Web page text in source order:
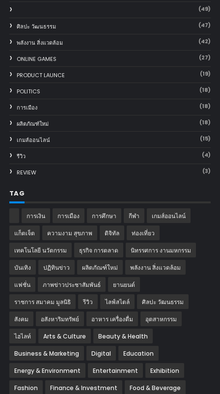
(49)
ศิลปะ วัฒนธรรม (47)
พลังงาน สิ่งแวดล้อม (42)
ONLINE GAMES (27)
PRODUCT LAUNCE (19)
POLITICS (18)
การเมือง (18)
ผลิตภัณฑ์ใหม่ (18)
เกมส์ออนไลน์ (15)
รีวิว (4)
REVIEW (3)
TAG
การเงิน การเมือง การศึกษา กีฬา เกมส์ออนไลน์
แก็ตเจ็ต ความงาม สุขภาพ ดิจิทัล ท่องเที่ยว
เทคโนโลยี นวัตกรรม ธุรกิจ การตลาด นิทรรศการ งานมหกรรม
บันเทิง ปฏิทินข่าว ผลิตภัณฑ์ใหม่ พลังงาน สิ่งแวดล้อม
แฟชั่น ภาพข่าวประชาสัมพันธ์ ‎ยานยนต์‎
ราชการ สมาคม มูลนิธิ รีวิว ไลฟ์สไตล์ ศิลปะ วัฒนธรรม
สังคม อสังหาริมทรัพย์ อาหาร เครื่องดื่ม อุตสาหกรรม
ไฮไลท์ Arts & Culture Beauty & Health
Business & Marketing Digital Education
Energy & Environment Entertainment Exhibition
Fashion Finance & Investment Food & Beverage